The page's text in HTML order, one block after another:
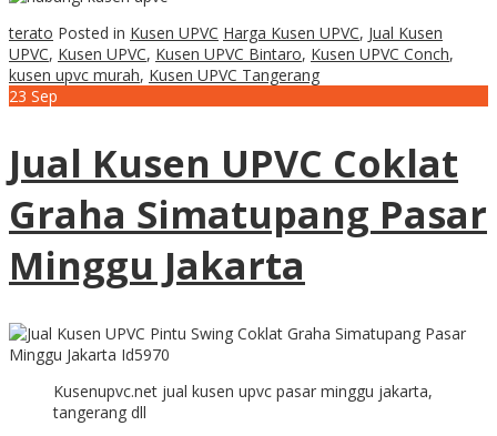
terato Posted in Kusen UPVC Harga Kusen UPVC, Jual Kusen
UPVC, Kusen UPVC, Kusen UPVC Bintaro, Kusen UPVC Conch,
kusen upvc murah, Kusen UPVC Tangerang
23 Sep
Jual Kusen UPVC Coklat
Graha Simatupang Pasar
Minggu Jakarta
Kusenupvc.net jual kusen upvc pasar minggu jakarta,
tangerang dll